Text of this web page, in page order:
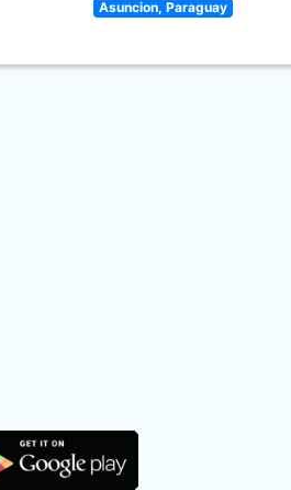
Asuncion, Paraguay